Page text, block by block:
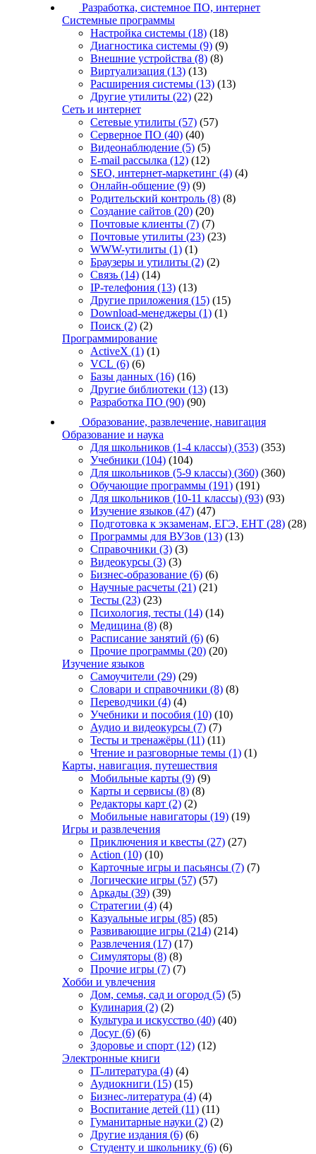
Разработка, системное ПО, интернет
Системные программы
Настройка системы (18) (18)
Диагностика системы (9) (9)
Внешние устройства (8) (8)
Виртуализация (13) (13)
Расширения системы (13) (13)
Другие утилиты (22) (22)
Сеть и интернет
Сетевые утилиты (57) (57)
Серверное ПО (40) (40)
Видеонаблюдение (5) (5)
E-mail рассылка (12) (12)
SEO, интернет-маркетинг (4) (4)
Онлайн-общение (9) (9)
Родительский контроль (8) (8)
Создание сайтов (20) (20)
Почтовые клиенты (7) (7)
Почтовые утилиты (23) (23)
WWW-утилиты (1) (1)
Браузеры и утилиты (2) (2)
Связь (14) (14)
IP-телефония (13) (13)
Другие приложения (15) (15)
Download-менеджеры (1) (1)
Поиск (2) (2)
Программирование
ActiveX (1) (1)
VCL (6) (6)
Базы данных (16) (16)
Другие библиотеки (13) (13)
Разработка ПО (90) (90)
Образование, развлечение, навигация
Образование и наука
Для школьников (1-4 классы) (353) (353)
Учебники (104) (104)
Для школьников (5-9 классы) (360) (360)
Обучающие программы (191) (191)
Для школьников (10-11 классы) (93) (93)
Изучение языков (47) (47)
Подготовка к экзаменам, ЕГЭ, ЕНТ (28) (28)
Программы для ВУЗов (13) (13)
Справочники (3) (3)
Видеокурсы (3) (3)
Бизнес-образование (6) (6)
Научные расчеты (21) (21)
Тесты (23) (23)
Психология, тесты (14) (14)
Медицина (8) (8)
Расписание занятий (6) (6)
Прочие программы (20) (20)
Изучение языков
Самоучители (29) (29)
Словари и справочники (8) (8)
Переводчики (4) (4)
Учебники и пособия (10) (10)
Аудио и видеокурсы (7) (7)
Тесты и тренажёры (11) (11)
Чтение и разговорные темы (1) (1)
Карты, навигация, путешествия
Мобильные карты (9) (9)
Карты и сервисы (8) (8)
Редакторы карт (2) (2)
Мобильные навигаторы (19) (19)
Игры и развлечения
Приключения и квесты (27) (27)
Action (10) (10)
Карточные игры и пасьянсы (7) (7)
Логические игры (57) (57)
Аркады (39) (39)
Стратегии (4) (4)
Казуальные игры (85) (85)
Развивающие игры (214) (214)
Развлечения (17) (17)
Симуляторы (8) (8)
Прочие игры (7) (7)
Хобби и увлечения
Дом, семья, сад и огород (5) (5)
Кулинария (2) (2)
Культура и искусство (40) (40)
Досуг (6) (6)
Здоровье и спорт (12) (12)
Электронные книги
IT-литература (4) (4)
Аудиокниги (15) (15)
Бизнес-литература (4) (4)
Воспитание детей (11) (11)
Гуманитарные науки (2) (2)
Другие издания (6) (6)
Студенту и школьнику (6) (6)